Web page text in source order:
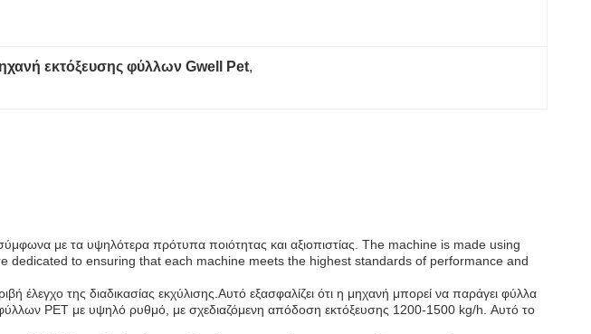
εκτόξευσης φύλλων Gwell Pet,
με τα υψηλότερα πρότυπα ποιότητας και αξιοπιστίας. The machine is made using
to ensuring that each machine meets the highest standards of performance and
έλεγχο της διαδικασίας εκχύλισης.Αυτό εξασφαλίζει ότι η μηχανή μπορεί να παράγει φύλλα
PET με υψηλό ρυθμό, με σχεδιαζόμενη απόδοση εκτόξευσης 1200-1500 kg/h. Αυτό το